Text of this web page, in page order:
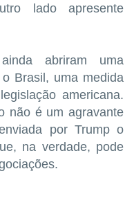
lado apresente
abriram uma
Brasil, uma medida
americana.
não é um agravante
por Trump o
na verdade, pode